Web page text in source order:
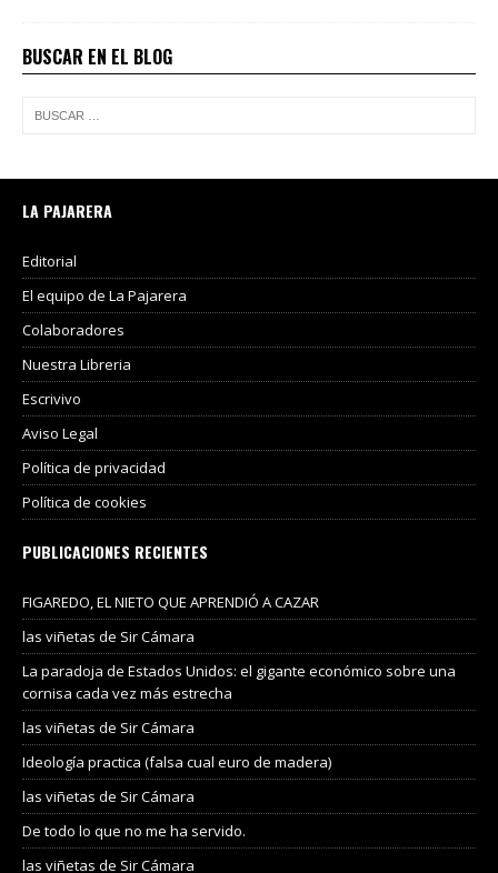
BUSCAR EN EL BLOG
LA PAJARERA
Editorial
El equipo de La Pajarera
Colaboradores
Nuestra Libreria
Escrivivo
Aviso Legal
Política de privacidad
Política de cookies
PUBLICACIONES RECIENTES
FIGAREDO, EL NIETO QUE APRENDIÓ A CAZAR
las viñetas de Sir Cámara
La paradoja de Estados Unidos: el gigante económico sobre una
cornisa cada vez más estrecha
las viñetas de Sir Cámara
Ideología practica (falsa cual euro de madera)
las viñetas de Sir Cámara
De todo lo que no me ha servido.
las viñetas de Sir Cámara